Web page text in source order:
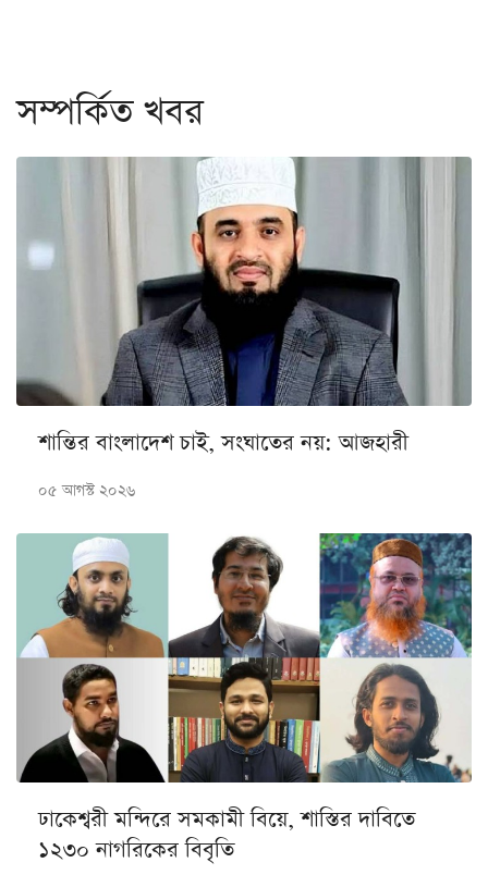
সম্পর্কিত খবর
শান্তির বাংলাদেশ চাই, সংঘাতের নয়: আজহারী
০৫ আগস্ট ২০২৬
ঢাকেশ্বরী মন্দিরে সমকামী বিয়ে, শাস্তির দাবিতে
১২৩০ নাগরিকের বিবৃতি